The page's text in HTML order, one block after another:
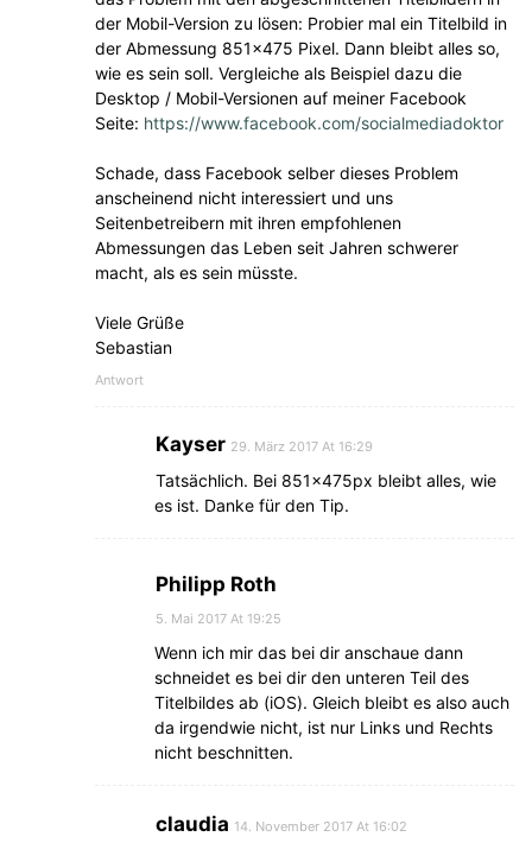
der Mobil-Version zu lösen: Probier mal ein Titelbild in
der Abmessung 851×475 Pixel. Dann bleibt alles so,
wie es sein soll. Vergleiche als Beispiel dazu die
Desktop / Mobil-Versionen auf meiner Facebook
Seite: https://www.facebook.com/socialmediadoktor
Schade, dass Facebook selber dieses Problem
anscheinend nicht interessiert und uns
Seitenbetreibern mit ihren empfohlenen
Abmessungen das Leben seit Jahren schwerer
macht, als es sein müsste.
Viele Grüße
Sebastian
Antwort
Kayser 29. März 2017 At 16:29
Tatsächlich. Bei 851x475px bleibt alles, wie
es ist. Danke für den Tip.
Philipp Roth
5. Mai 2017 At 19:25
Wenn ich mir das bei dir anschaue dann
schneidet es bei dir den unteren Teil des
Titelbildes ab (iOS). Gleich bleibt es also auch
da irgendwie nicht, ist nur Links und Rechts
nicht beschnitten.
claudia 14. November 2017 At 16:02